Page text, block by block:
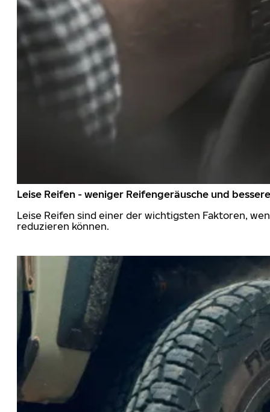
Leise Reifen - weniger Reifengeräusche und
Leise Reifen sind einer der wichtigsten Faktoren,
reduzieren können.